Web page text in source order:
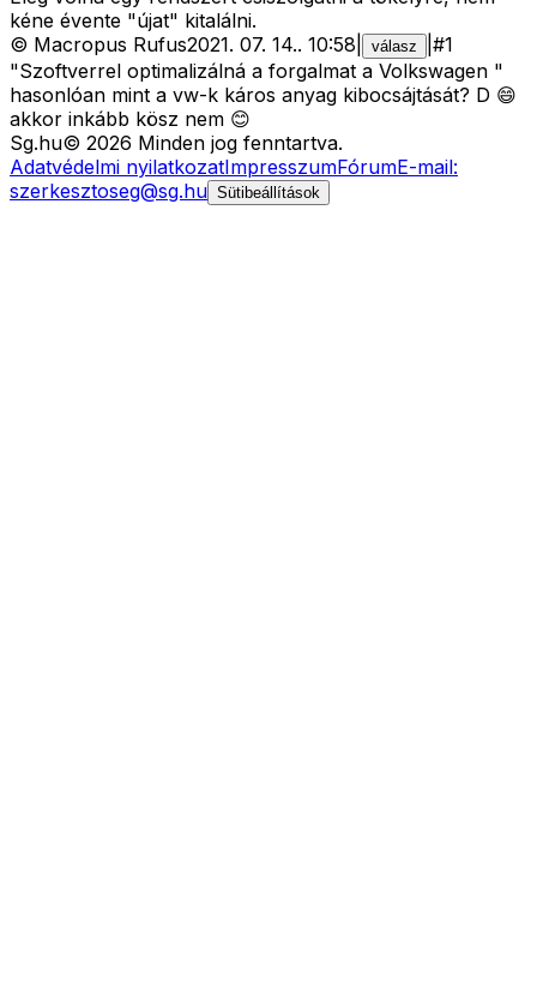
kéne évente "újat" kitalálni.
© Macropus Rufus2021. 07. 14.. 10:58 válasz #1
"Szoftverrel optimalizálná a forgalmat a Volkswagen "
hasonlóan mint a vw-k káros anyag kibocsájtását? D 😄
akkor inkább kösz nem 😊
Sg.hu© 2026 Minden jog fenntartva.
Adatvédelmi nyilatkozatImpresszumFórumE-mail:
szerkesztoseg@sg.hu Sütibeállítások